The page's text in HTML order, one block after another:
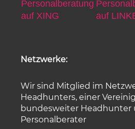
Netzwerke:
Wir sind Mitglied im
Headhunters, einer
bundesweiter Headhunter
Personalberater